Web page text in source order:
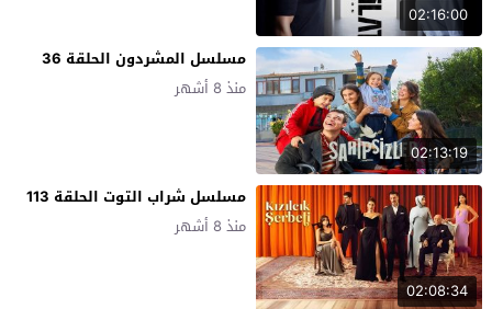
02:16:00
02:13:19
مسلسل المشردون الحلقة 36
منذ 8 أشهر
02:08:34
مسلسل شراب التوت الحلقة 113
منذ 8 أشهر